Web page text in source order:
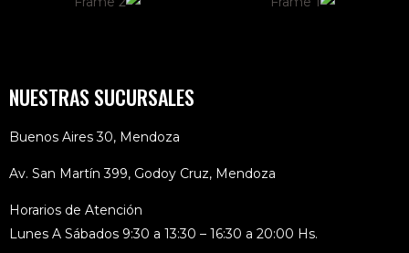
NUESTRAS SUCURSALES
Buenos Aires 30, Mendoza
Av. San Martín 399, Godoy Cruz, Mendoza
Horarios de Atención
Lunes A Sábados 9:30 a 13:30 – 16:30 a 20:00 Hs.